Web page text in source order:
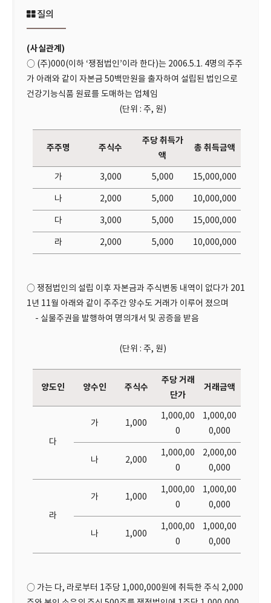
질의
(사실관계)
○ (주)000(이하 ‘쟁점법인’이라 한다)는 2006.5.1. 4명의 주주
가 아래와 같이 자본금 50백만원을 출자하여 설립된 법인으로
건강기능식품 원료를 도매하는 업체임
(단위 : 주, 원)
주주명 주식수
주당 취득가
액
총 취득금액
가 3,000 5,000 15,000,000
나 2,000 5,000 10,000,000
다 3,000 5,000 15,000,000
라 2,000 5,000 10,000,000
○ 쟁점법인의 설립 이후 자본금과 주식변동 내역이 없다가 201
1년 11월 아래와 같이 주주간 양수도 거래가 이루어 졌으며
- 실물주권을 발행하여 명의개서 및 공증을 받음
(단위 : 주, 원)
양도인 양수인 주식수
주당 거래
단가
거래금액
다
가 1,000
1,000,00
0
1,000,00
0,000
나 2,000
1,000,00
0
2,000,00
0,000
라
가 1,000
1,000,00
0
1,000,00
0,000
나 1,000
1,000,00
0
1,000,00
0,000
○ 가는 다, 라로부터 1주당 1,000,000원에 취득한 주식 2,000